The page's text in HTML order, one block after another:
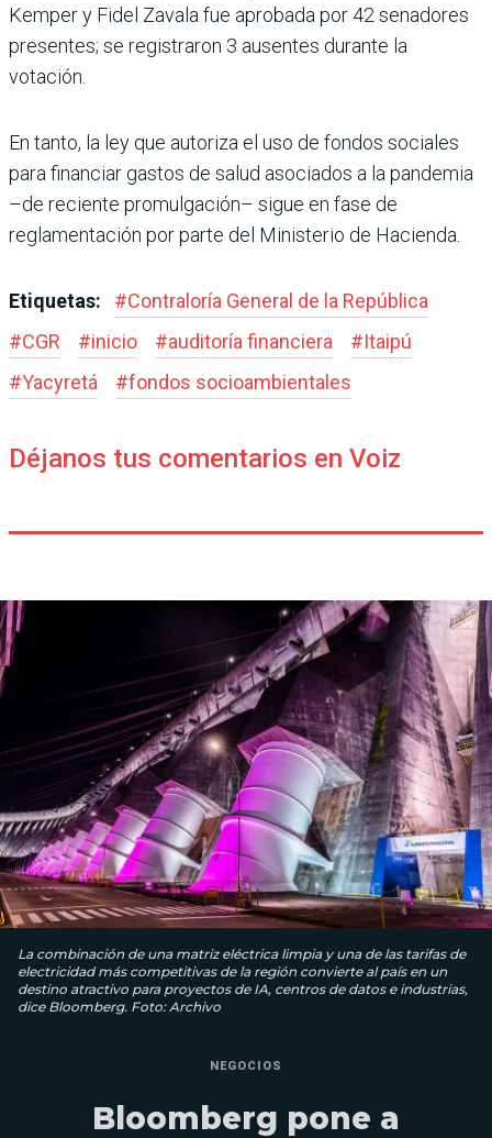
Kemper y Fidel Zavala fue aprobada por 42 senadores
presentes; se regis­traron 3 ausentes durante la
votación.
En tanto, la ley que autoriza el uso de fondos sociales
para financiar gastos de salud asociados a la pandemia
–de reciente promulgación– sigue en fase de
reglamentación por parte del Ministerio de Hacienda.
Etiquetas: #Contraloría General de la República
#CGR #inicio #auditoría financiera #Itaipú
#Yacyretá #fondos socioambientales
Déjanos tus comentarios en Voiz
La combinación de una matriz eléctrica limpia y una de las tarifas de
electricidad más competitivas de la región convierte al país en un
destino atractivo para proyectos de IA, centros de datos e industrias,
dice Bloomberg. Foto: Archivo
NEGOCIOS
Bloomberg pone a